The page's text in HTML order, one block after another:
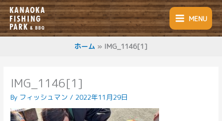
内
容
を
ス
MENU
ホーム IMG_1146[1]
IMG_1146[1]
By フィッシュマン / 2022年11月29日